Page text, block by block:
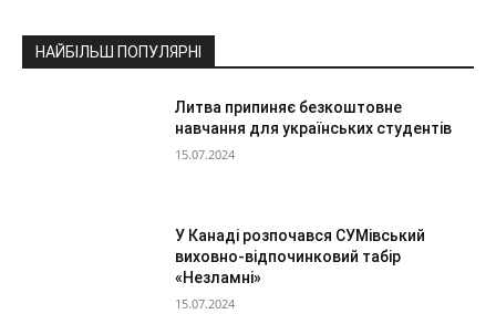
НАЙБІЛЬШ ПОПУЛЯРНІ
Литва припиняє безкоштовне
навчання для українських студентів
15.07.2024
У Канаді розпочався СУМівський
виховно-відпочинковий табір
«Незламні»
15.07.2024